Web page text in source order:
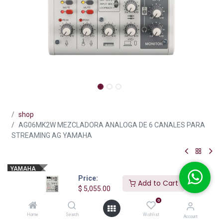
Price:
$ 5,055.00
Add to Cart
Home Search
0
Wishlist Account
shop
AG06MK2W MEZCLADORA ANALOGA DE 6 CANALES PARA
STREAMING AG YAMAHA
YAMAHA
AG06MK2W MEZCLADORA
ANALOGA DE 6 CANALES PARA
STREAMING AG YAMAHA